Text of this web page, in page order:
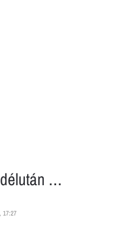
…
17:27